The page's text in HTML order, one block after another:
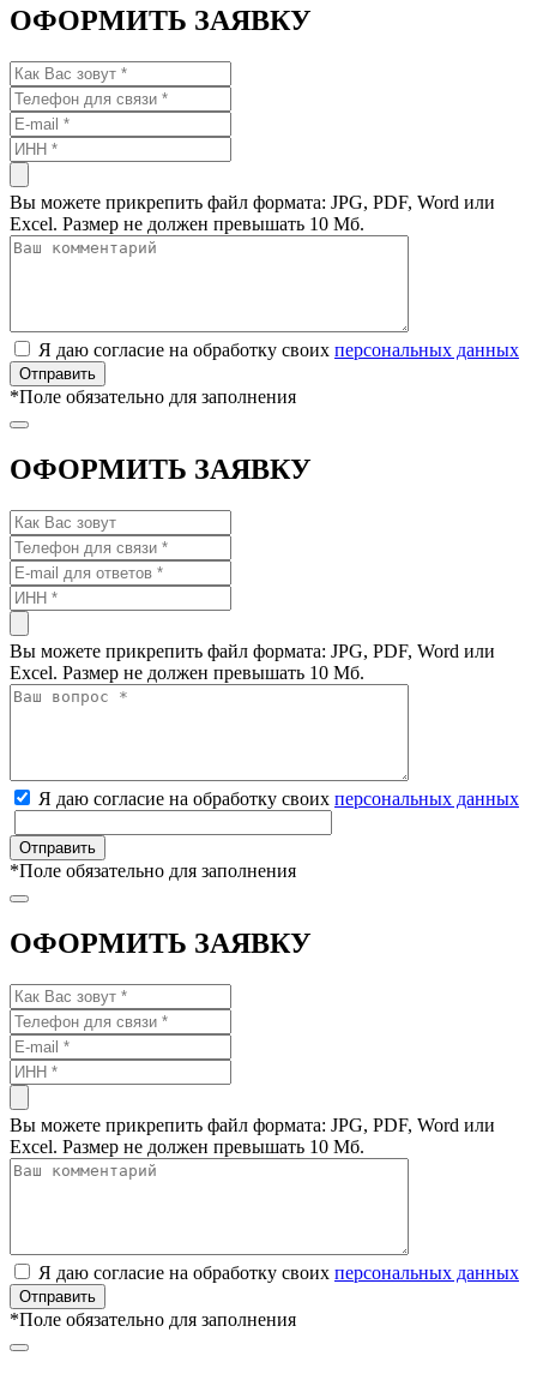
ОФОРМИТЬ ЗАЯВКУ
Вы можете прикрепить файл формата: JPG, PDF, Word или
Excel. Размер не должен превышать 10 Мб.
Я даю согласие на обработку своих персональных данных
*Поле обязательно для заполнения
ОФОРМИТЬ ЗАЯВКУ
Вы можете прикрепить файл формата: JPG, PDF, Word или
Excel. Размер не должен превышать 10 Мб.
Я даю согласие на обработку своих персональных данных
*Поле обязательно для заполнения
ОФОРМИТЬ ЗАЯВКУ
Вы можете прикрепить файл формата: JPG, PDF, Word или
Excel. Размер не должен превышать 10 Мб.
Я даю согласие на обработку своих персональных данных
*Поле обязательно для заполнения